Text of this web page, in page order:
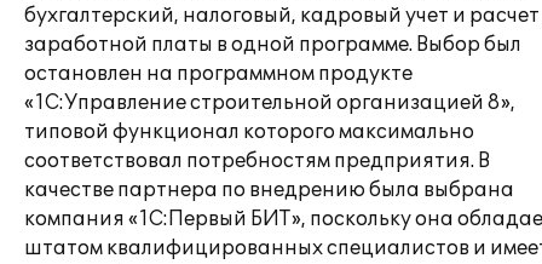
бухгалтерский, налоговый, кадровый учет и расчет
заработной платы в одной программе. Выбор был
остановлен на программном продукте
«1С:Управление строительной организацией 8»,
типовой функционал которого максимально
соответствовал потребностям предприятия. В
качестве партнера по внедрению была выбрана
компания «1С:Первый БИТ», поскольку она
штатом квалифицированных специалистов и